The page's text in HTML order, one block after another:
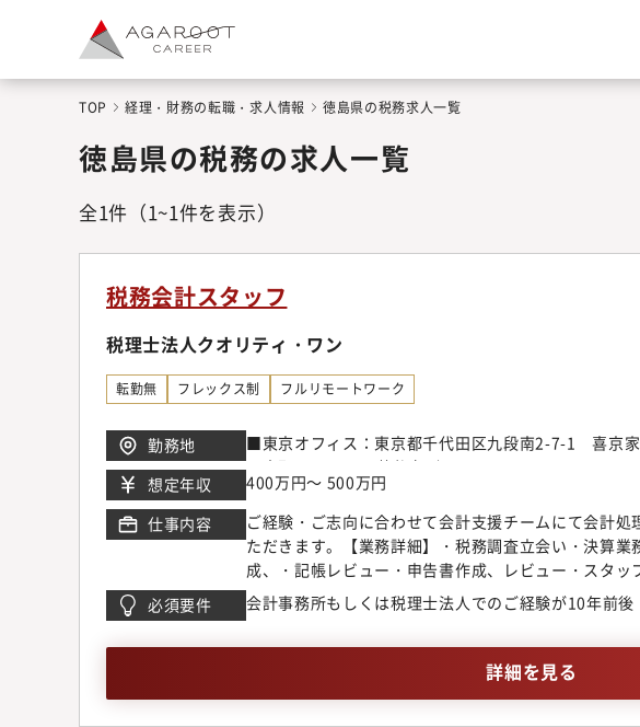
TOP 経理・財務の転職・求人情報 徳島県の税務求人一覧
徳島県の税務の求人一覧
全1件 （1~1件を表示）
税務会計スタッフ
税理士法人クオリティ・ワン
転勤無 フレックス制 フルリモートワーク
勤務地
■東京オフィス：東京都千代田区九段南2-7-1 喜京
区本町1-12-7 三共仙台ビル6F
想定年収
400万円～ 500万円
仕事内容
ご経験・ご志向に合わせて会計支援チームにて会計
ただきます。【業務詳細】・税務調査立会い・決算
成、・記帳レビュー・申告書作成、レビュー・スタ
（8割）、あとはマネーフォワード、freeeなど
必須要件 会計事務所もしくは税理士法人でのご経験が10年前後
詳細を見る